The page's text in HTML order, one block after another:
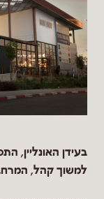
בעידן האונליין,
למשוך קהל, המרחב